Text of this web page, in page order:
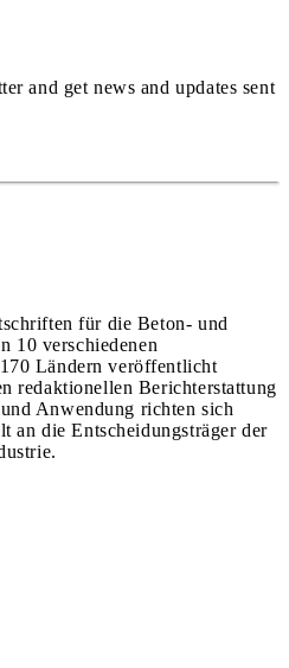
and get news and updates sent
für die Beton- und
10 verschiedenen
Ländern veröffentlicht
redaktionellen Berichterstattung
Anwendung richten sich
an die Entscheidungsträger der